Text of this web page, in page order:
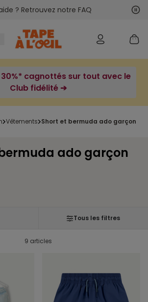
? Retrouvez notre FAQ
: 30%* cagnottés sur tout avec le
Club fidélité ➔
vêtements short et bermuda ado garçon
ado garçon
Tous les filtres
9 articles